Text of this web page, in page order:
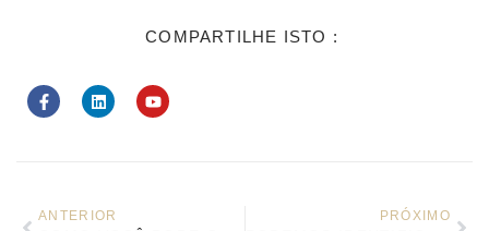
COMPARTILHE ISTO :
ANTERIOR PRÓXIMO